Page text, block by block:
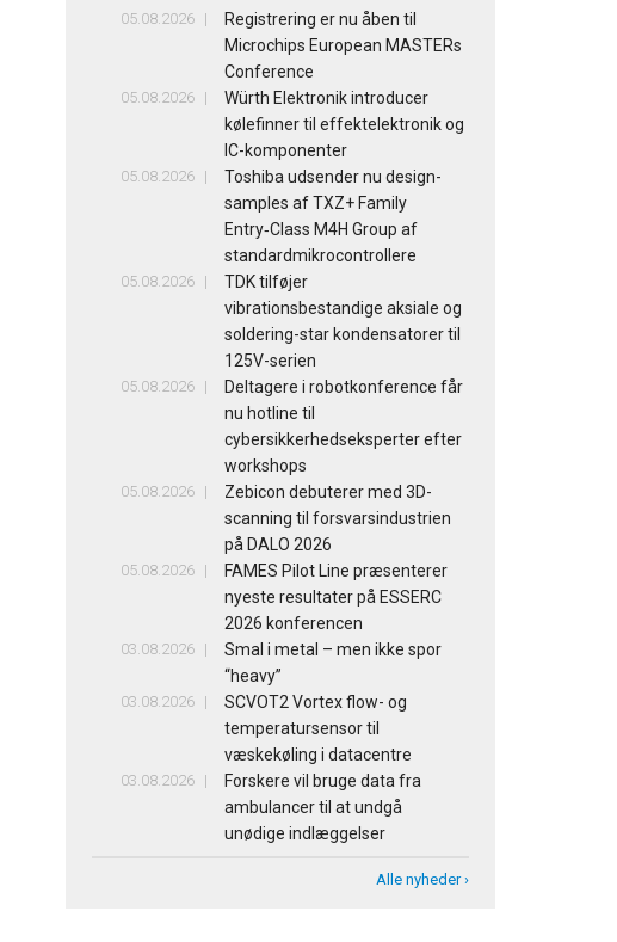
05.08.2026
Registrering er nu åben til
Microchips European MASTERs
Conference
05.08.2026
Würth Elektronik introducer
kølefinner til effektelektronik og
IC-komponenter
05.08.2026
Toshiba udsender nu design-
samples af TXZ+ Family
Entry‑Class M4H Group af
standardmikrocontrollere
05.08.2026
TDK tilføjer
vibrationsbestandige aksiale og
soldering-star kondensatorer til
125V-serien
05.08.2026
Deltagere i robotkonference får
nu hotline til
cybersikkerhedseksperter efter
workshops
05.08.2026
Zebicon debuterer med 3D-
scanning til forsvarsindustrien
på DALO 2026
05.08.2026
FAMES Pilot Line præsenterer
nyeste resultater på ESSERC
2026 konferencen
03.08.2026
Smal i metal – men ikke spor
“heavy”
03.08.2026
SCVOT2 Vortex flow- og
temperatursensor til
væskekøling i datacentre
03.08.2026
Forskere vil bruge data fra
ambulancer til at undgå
unødige indlæggelser
Alle nyheder ›